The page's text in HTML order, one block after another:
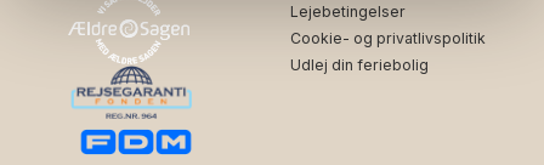
• Afstand til havet: 300 meter (200 meter til havnen).
• Afstand til centrum i Gudhjem: 50 meter.
• Husdyr: Det er ikke tilladt at medbringe husdyr i
denne lejlighed.
• Røg: Lejligheden er røgfri.
Lejebetingelser
Cookie- og privatlivspolitik
Udlej din feriebolig